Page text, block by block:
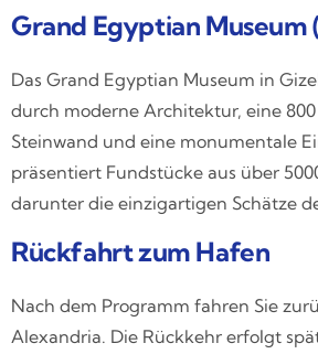
Grand Egyptian Museum
Das Grand Egyptian Museum in
durch moderne Architektur, eine
Steinwand und eine monumentale
präsentiert Fundstücke aus über
darunter die einzigartigen Schätze
Rückfahrt zum Hafen
Nach dem Programm fahren Sie
Alexandria. Die Rückkehr erfolgt